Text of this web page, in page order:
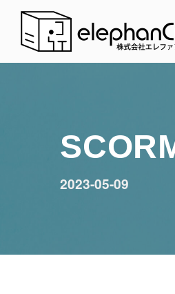
2023-05-09